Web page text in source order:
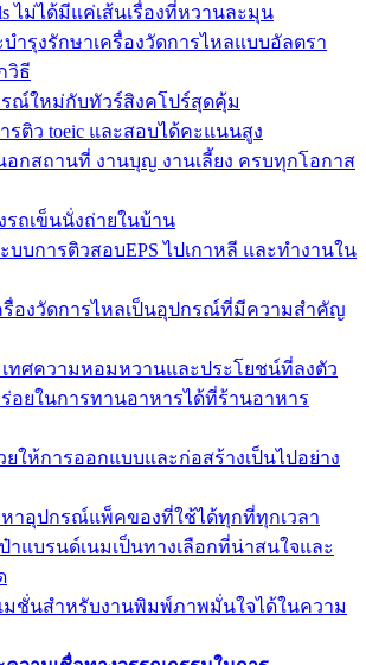
ไม่ได้มีแค่เส้นเรื่องที่หวานละมุน
ำรุงรักษาเครื่องวัดการไหลแบบอัลตรา
วิธี
รณ์ใหม่กับทัวร์สิงคโปร์สุดคุ้ม
รติว toeic และสอบได้คะแนนสูง
อกสถานที่ งานบุญ งานเลี้ยง ครบทุกโอกาส
ถเข็นนั่งถ่ายในบ้าน
บบการติวสอบEPS ไปเกาหลี และทำงานใน
ครื่องวัดการไหลเป็นอุปกรณ์ที่มีความสำคัญ
เทศความหอมหวานและประโยชน์ที่ลงตัว
อยในการทานอาหารได้ที่ร้านอาหาร
ยให้การออกแบบและก่อสร้างเป็นไปอย่าง
าอุปกรณ์แพ็คของที่ใช้ได้ทุกที่ทุกเวลา
าแบรนด์เนมเป็นทางเลือกที่น่าสนใจและ
มชั่นสำหรับงานพิมพ์ภาพมั่นใจได้ในความ